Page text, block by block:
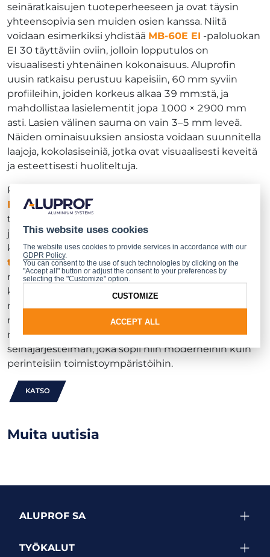
seinäratkaisujen tuoteperheeseen ja ovat täysin
yhteensopivia sen muiden osien kanssa. Niitä
voidaan esimerkiksi yhdistää MB-60E EI -paloluokan
EI 30 täyttäviin oviin, jolloin lopputulos on
visuaalisesti yhtenäinen kokonaisuus. Aluprofin
uusin ratkaisu perustuu kapeisiin, 60 mm syviin
profiileihin, joiden korkeus alkaa 39 mm:stä, ja
mahdollistaa lasielementit jopa 1000 × 2900 mm
asti. Lasien välinen sauma on vain 3–5 mm leveä.
Näiden ominaisuuksien ansiosta voidaan suunnitella
laajoja, kokolasiseiniä, jotka ovat visuaalisesti keveitä
ja esteettisesti huoliteltuja.
Paloluokan EI 30 lisäksi uudet listattomat
EI
-seinät täyttävät myös useimpien EU-maiden
tekniset vaatimukset, kuten äänieristyksen (39 dB)
ja mekaanisen kestävyyden jokapäiväisessä
käytössä. Ratkaisulle on myönnettyeurooppalainen
tekninen arviointi ETA-24/0153, jonka on laatinut
rakennustekninen tutkimuslaitos ITB. Järjestelmän
keskeisiin etuihin kuuluu helppo esivalmistus –
mukaan lukien yksipuolinen lasitus. Yhdessä
muiden
-sarjan elementtien kanssa se
muodostaa kustannustehokkaan palonsuojaavan
seinäjärjestelmän, joka sopii niin moderneihin kuin
perinteisiin toimistoympäristöihin.
KATSO
Muita uutisia
ALUPROF SA
TYÖKALUT
This website uses cookies
The website uses cookies to provide services in accordance with our
GDPR Policy.
You can consent to the use of such technologies by clicking on the
"Accept all" button or adjust the consent to your preferences by
selecting the "Customize" option.
ACCEPT ALL
CUSTOMIZE